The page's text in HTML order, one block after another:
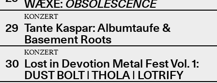
WÆXE: OBSOLESCENCE
29
KONZERT
Tante Kaspar: Albumtaufe &
Basement Roots
30
KONZERT
Lost in Devotion Metal Fest Vol. 1:
DUST BOLT | THOLA | LOTRIFY